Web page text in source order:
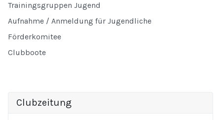
Trainingsgruppen Jugend
Aufnahme / Anmeldung für Jugendliche
Förderkomitee
Clubboote
Clubzeitung